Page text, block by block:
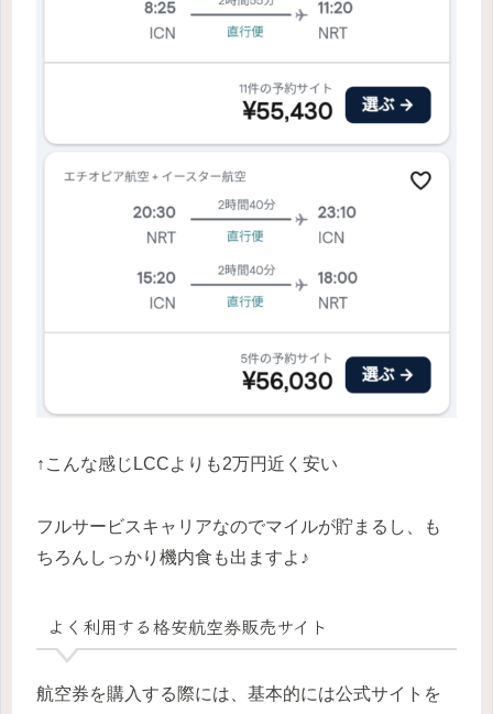
↑こんな感じLCCよりも2万円近く安い
フルサービスキャリアなのでマイルが貯まるし、も
ちろんしっかり機内食も出ますよ♪
よく利用する格安航空券販売サイト
航空券を購入する際には、基本的には公式サイトを